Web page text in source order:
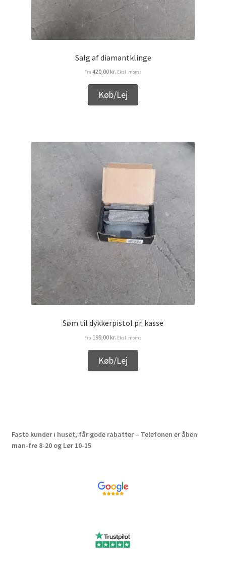
Salg af diamantklinge
Fra 420,00 kr. Eksl. moms
Køb/Lej
Søm til dykkerpistol pr. kasse
Fra 199,00 kr. Eksl. moms
Køb/Lej
Faste kunder i huset, får gode rabatter – Telefonen er åben
man-fre 8-20 og Lør 10-15